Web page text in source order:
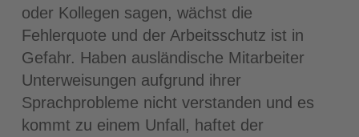
oder Kollegen sagen, wächst die
Fehlerquote und der Arbeitsschutz ist in
Gefahr. Haben ausländische Mitarbeiter
Unterweisungen aufgrund ihrer
Sprachprobleme nicht verstanden und es
kommt zu einem Unfall, haftet der